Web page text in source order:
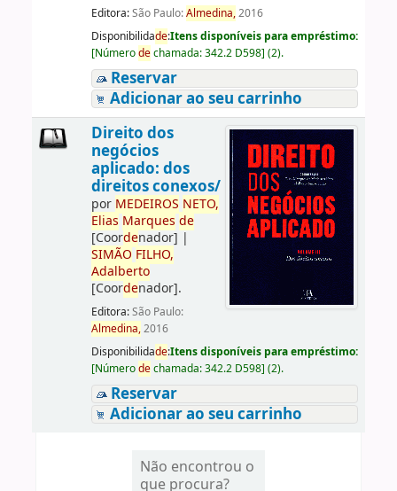
Editora:São Paulo:Almedina,2016
Disponibilidade:Itens disponíveis para empréstimo:
[Númerodechamada:342.2 D598] (2).
Reservar
Adicionar ao seu carrinho
Direito dos
negócios
aplicado: dos
direitos conexos/
por MEDEIROS NETO,
Elias Marques de
[Coordenador] |
SIMÃO FILHO,
Adalberto
[Coordenador].
Editora:São Paulo:
Almedina,2016
Disponibilidade:Itens disponíveis para empréstimo:
[Númerodechamada:342.2 D598] (2).
Reservar
Adicionar ao seu carrinho
Não encontrou o
que procura?